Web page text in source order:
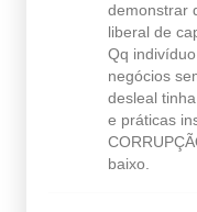
demonstrar
liberal de
Qq
negócios
desleal
e práticas
baixo.